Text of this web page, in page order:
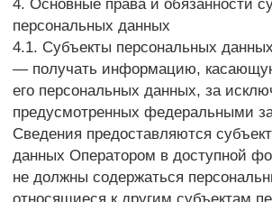
данных.
5.7. Хранение персональных данных
осуществляется в форме, позволяющей определить
субъекта персональных данных, не дольше, чем
этого требуют цели обработки персональных
данных, если срок хранения персональных данных
не установлен федеральным законом, договором,
стороной которого, выгодоприобретателем или
поручителем по которому является субъект
персональных данных. Обрабатываемые
персональные данные уничтожаются либо
обезличиваются по достижении целей обработки
или в случае утраты необходимости в достижении